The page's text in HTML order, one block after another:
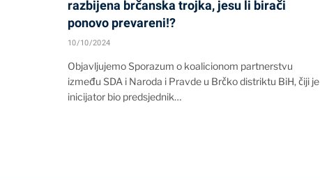
razbijena brčanska trojka, jesu li birači
ponovo prevareni!?
10/10/2024
Objavljujemo Sporazum o koalicionom partnerstvu
između SDA i Naroda i Pravde u Brčko distriktu BiH, čiji je
inicijator bio predsjednik…